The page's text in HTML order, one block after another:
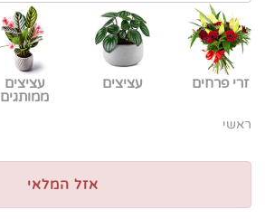
זרי פרחים עציצים
עציצים
ממותגים
ראשי
אזל המלאי